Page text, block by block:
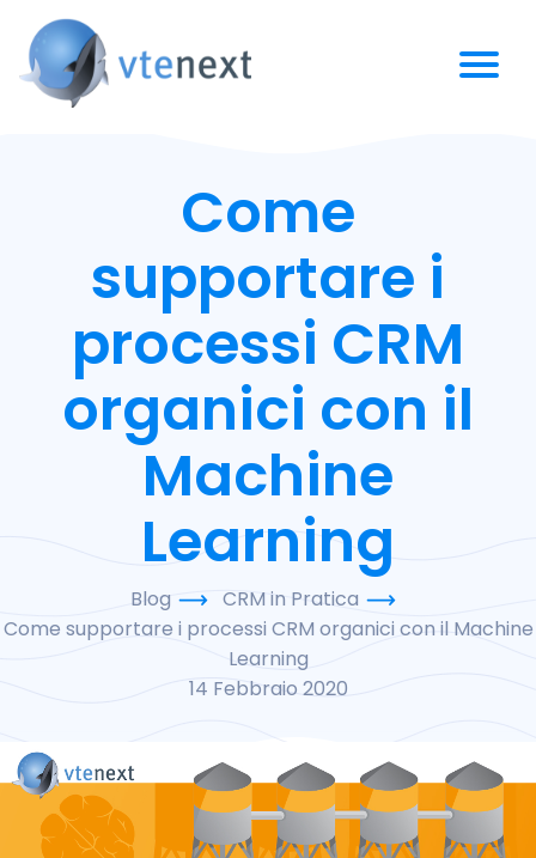
Come
supportare i
processi CRM
organici con il
Machine
Learning
Blog
CRM in Pratica
Come supportare i processi CRM organici con il Machine
Learning
14 Febbraio 2020